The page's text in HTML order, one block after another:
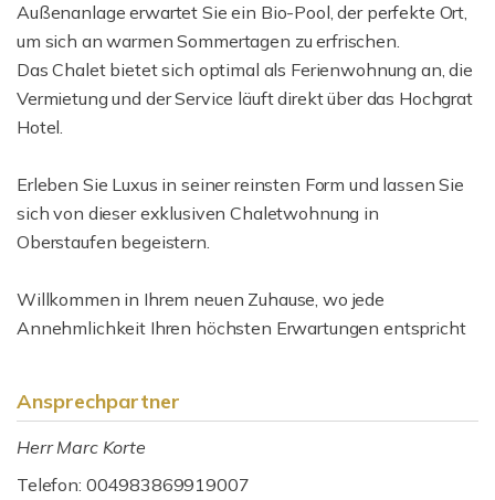
Außenanlage erwartet Sie ein Bio-Pool, der perfekte Ort,
um sich an warmen Sommertagen zu erfrischen.
Das Chalet bietet sich optimal als Ferienwohnung an, die
Vermietung und der Service läuft direkt über das Hochgrat
Hotel.
Erleben Sie Luxus in seiner reinsten Form und lassen Sie
sich von dieser exklusiven Chaletwohnung in
Oberstaufen begeistern.
Willkommen in Ihrem neuen Zuhause, wo jede
Annehmlichkeit Ihren höchsten Erwartungen entspricht
Ansprechpartner
Herr Marc Korte
Telefon: 004983869919007